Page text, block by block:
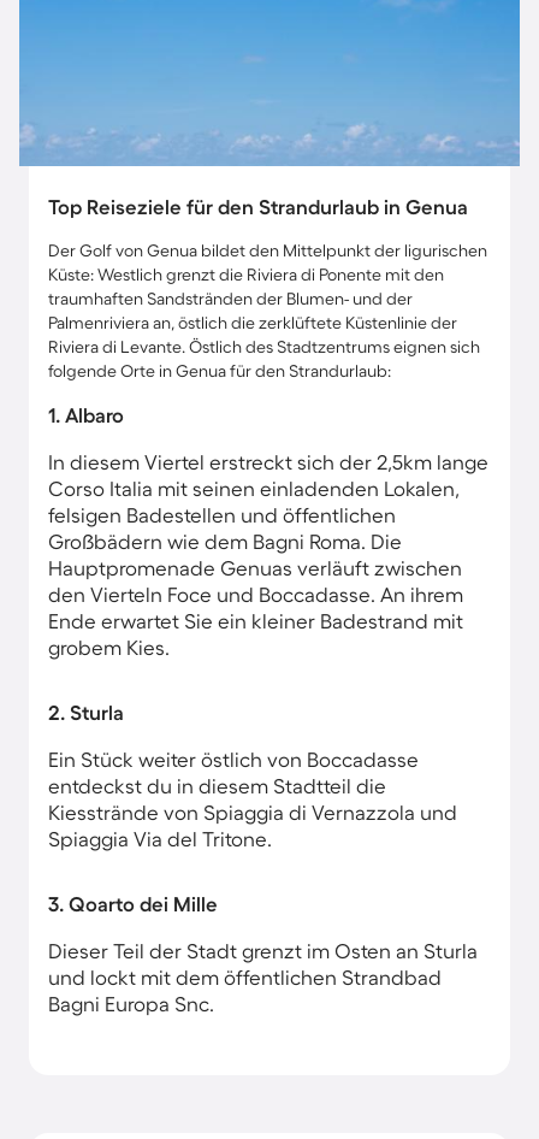
Top Reiseziele für den Strandurlaub in Genua
Der Golf von Genua bildet den Mittelpunkt der ligurischen
Küste: Westlich grenzt die Riviera di Ponente mit den
traumhaften Sandstränden der Blumen- und der
Palmenriviera an, östlich die zerklüftete Küstenlinie der
Riviera di Levante. Östlich des Stadtzentrums eignen sich
folgende Orte in Genua für den Strandurlaub:
1. Albaro
In diesem Viertel erstreckt sich der 2,5km lange
Corso Italia mit seinen einladenden Lokalen,
felsigen Badestellen und öffentlichen
Großbädern wie dem Bagni Roma. Die
Hauptpromenade Genuas verläuft zwischen
den Vierteln Foce und Boccadasse. An ihrem
Ende erwartet Sie ein kleiner Badestrand mit
grobem Kies.
2. Sturla
Ein Stück weiter östlich von Boccadasse
entdeckst du in diesem Stadtteil die
Kiesstrände von Spiaggia di Vernazzola und
Spiaggia Via del Tritone.
3. Qoarto dei Mille
Dieser Teil der Stadt grenzt im Osten an Sturla
und lockt mit dem öffentlichen Strandbad
Bagni Europa Snc.